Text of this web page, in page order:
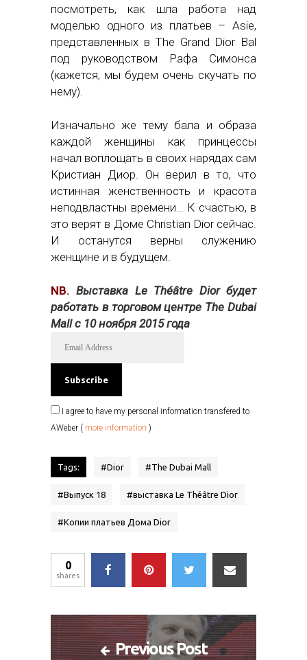
посмотреть, как шла работа над
моделью одного из платьев – Asie,
представленных в The Grand Dior Bal
под руководством Рафа Симонса
(кажется, мы будем очень скучать по
нему).
Изначально же тему бала и образа
каждой женщины как принцессы
начал воплощать в своих нарядах сам
Кристиан Диор. Он верил в то, что
истинная женственность и красота
неподвластны времени… К счастью, в
это верят в Доме Christian Dior сейчас.
И останутся верны служению
женщине и в будущем.
NB. Выставка Le Théâtre Dior будет
работать в торговом центре The Dubai
Mall с 10 ноября 2015 года
I agree to have my personal information transfered to
AWeber ( more information )
Tags: #Dior #The Dubai Mall
#Выпуск 18 #выставка Le Théâtre Dior
#Копии платьев Дома Dior
0
shares
Previous Post